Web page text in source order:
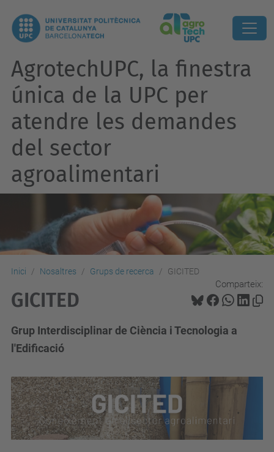
AgrotechUPC, la finestra
única de la UPC per
atendre les demandes
del sector
agroalimentari
Inici Nosaltres Grups de recerca GICITED
Comparteix:
GICITED
Grup Interdisciplinar de Ciència i Tecnologia a
l'Edificació